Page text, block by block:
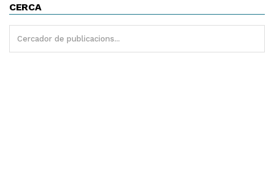
CERCA